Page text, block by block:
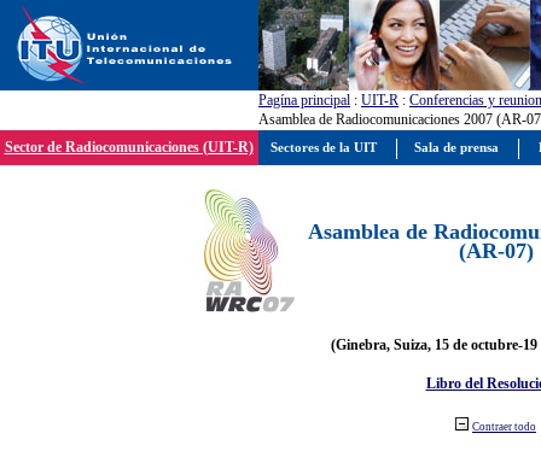
Pagína principal : UIT-R : Conferencias y
Asamblea de Radiocomunicaciones 2007 (AR-
Sector de Radiocomunicaciones (UIT-R)
Asamblea de
(AR-07)
(Ginebra, Suiza, 15 de octubre-19
Libro del
Contraer todo
Sectores de la UIT Sala de prensa